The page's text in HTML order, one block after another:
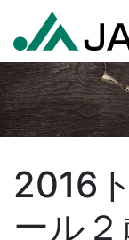
2016
ール